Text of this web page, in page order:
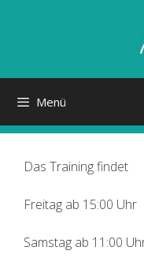
Menü
Das Training findet
Freitag ab 15:00 Uhr
Samstag ab 11:00